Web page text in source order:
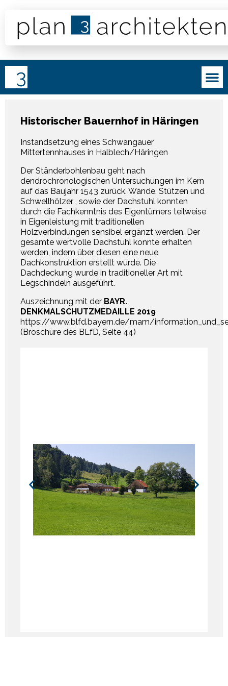
Historischer Bauernhof in Häringen
Instandsetzung eines Schwangauer
Mittertennhauses in Halblech/Häringen
Der Ständerbohlenbau geht nach
dendrochronologischen Untersuchungen im Kern
auf das Baujahr 1543 zurück. Wände, Stützen und
Schwellhölzer , sowie der Dachstuhl konnten
durch die Fachkenntnis des Eigentümers teilweise
in Eigenleistung mit traditionellen
Holzverbindungen sensibel ergänzt werden. Der
gesamte wertvolle Dachstuhl konnte erhalten
werden, indem über diesen eine neue
Dachkonstruktion erstellt wurde. Die
Dachdeckung wurde in traditioneller Art mit
Legschindeln ausgeführt.
Auszeichnung mit der BAYR.
DENKMALSCHUTZMEDAILLE 2019
https://www.blfd.bayern.de/mam/
(Broschüre des BLfD, Seite 44)